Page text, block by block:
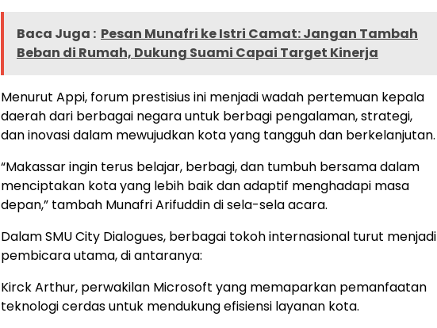
Baca Juga : Pesan Munafri ke Istri Camat: Jangan Tambah
Beban di Rumah, Dukung Suami Capai Target Kinerja
Menurut Appi, forum prestisius ini menjadi wadah pertemuan kepala
daerah dari berbagai negara untuk berbagi pengalaman, strategi,
dan inovasi dalam mewujudkan kota yang tangguh dan berkelanjutan.
“Makassar ingin terus belajar, berbagi, dan tumbuh bersama dalam
menciptakan kota yang lebih baik dan adaptif menghadapi masa
depan,” tambah Munafri Arifuddin di sela-sela acara.
Dalam SMU City Dialogues, berbagai tokoh internasional turut menjadi
pembicara utama, di antaranya:
Kirck Arthur, perwakilan Microsoft yang memaparkan pemanfaatan
teknologi cerdas untuk mendukung efisiensi layanan kota.